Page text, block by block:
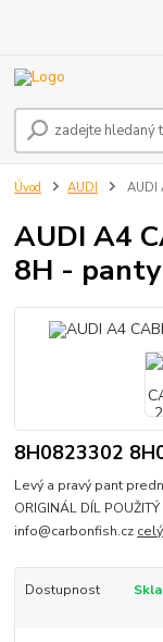
Úvod AUDI AUDI
AUDI A4
8H -
8H0823302
Levý a pravý pant
ORIGINÁL DÍL
info@carbonfish.cz
Dostupnost